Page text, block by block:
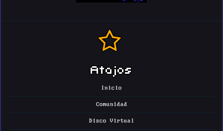
Atajos
Inicio
Comunidad
Disco Virtual